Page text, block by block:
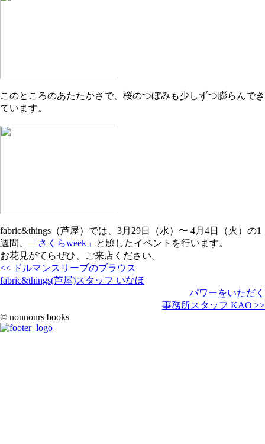
このところのあたたかさで、桜のつぼみも少しずつ膨らんでき
ています。
fabric&things（芦屋）では、3月29日（水）〜 4月4日（火）の1
週間、
「さくらweek」
と題したイベントを行います。
お花見がてらぜひ、ご来店ください。
<< ドルマンスリーブのブラウス
fabric&things(芦屋)スタッフ いなほ
パワーをいただく
事務所スタッフ KAO >>
© nounours books